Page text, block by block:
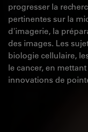
progresser la
pertinentes sur la
d'imagerie, la
des images. Les
biologie cellulaire,
le cancer, en
innovations de